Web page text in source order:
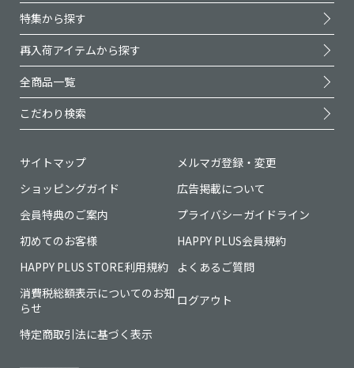
特集から探す
再入荷アイテムから探す
全商品一覧
こだわり検索
サイトマップ
メルマガ登録・変更
ショッピングガイド
広告掲載について
会員特典のご案内
プライバシーガイドライン
初めてのお客様
HAPPY PLUS会員規約
HAPPY PLUS STORE利用規約
よくあるご質問
消費税総額表示についてのお知
らせ
ログアウト
特定商取引法に基づく表示